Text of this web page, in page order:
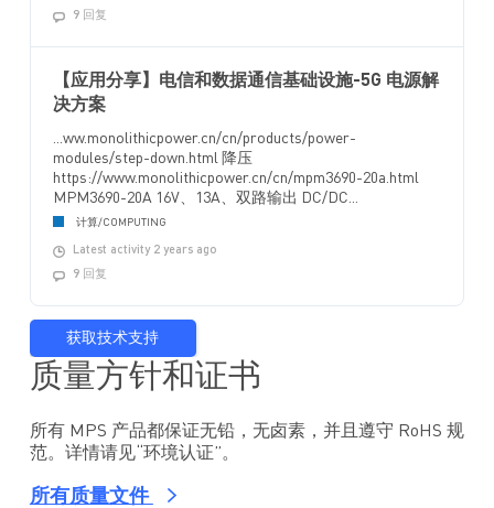
9 回复
【应用分享】电信和数据通信基础设施-5G 电源解
决方案
...ww.monolithicpower.cn/cn/products/power-
modules/step-down.html 降压
https://www.monolithicpower.cn/cn/mpm3690-20a.html
MPM3690-20A 16V、13A、双路输出 DC/DC...
计算/COMPUTING
Latest activity 2 years ago
9 回复
获取技术支持
质量方针和证书
所有 MPS 产品都保证无铅，无卤素，并且遵守 RoHS 规
范。详情请见“环境认证”。
所有质量文件